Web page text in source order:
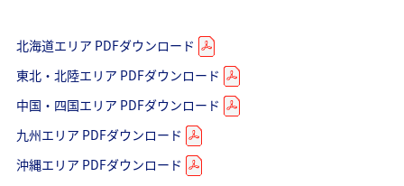
賃が表示される場合があります。
・ANA独自の相互利用可能空港(福岡/北九州/佐賀、広島/岩国)は
2026年5月18日をもちまして終了となります。
複数都市で検索
北海道エリア PDFダウンロード
東北・北陸エリア PDFダウンロード
中国・四国エリア PDFダウンロード
九州エリア PDFダウンロード
沖縄エリア PDFダウンロード